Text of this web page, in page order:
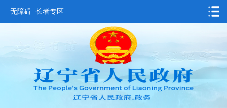
无障碍 长者专区
要闻动态
政务公开